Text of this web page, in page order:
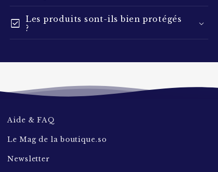
24 à 48
heures
check_box
Les produits sont-ils bien protégés
?
Aide & FAQ
Le Mag de la boutique.so
Newsletter